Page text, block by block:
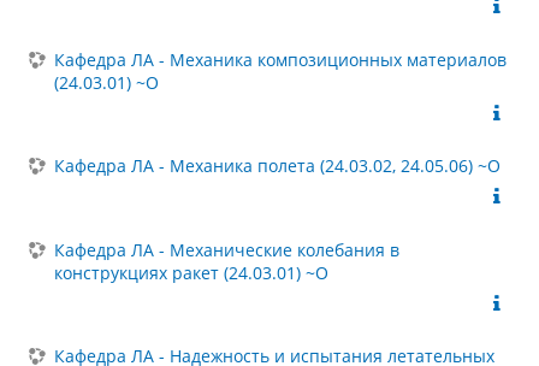
Кафедра ЛА - Механика композиционных материалов
(24.03.01) ~О
Кафедра ЛА - Механика полета (24.03.02, 24.05.06) ~О
Кафедра ЛА - Механические колебания в
конструкциях ракет (24.03.01) ~О
Кафедра ЛА - Надежность и испытания летательных